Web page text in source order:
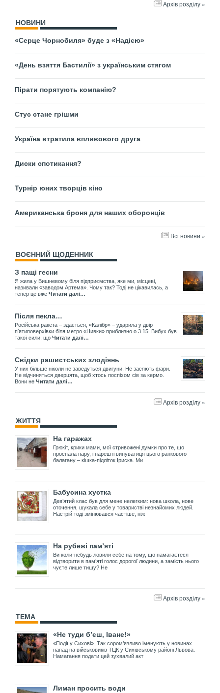
Архів розділу »
НОВИНИ
«Серце Чорнобиля» буде з «Надією»
«День взяття Бастилії» з українським стягом
Пірати порятують компанію?
Стус стане грішми
Україна втратила впливового друга
Диски спотикання?
Турнір юних творців кіно
Американська броня для наших оборонців
Всі новини »
ВОЄННИЙ ЩОДЕННИК
З пащі геєни
Я жила у Вишневому біля підприємства, яке ми, місцеві,
називали «заводом Артема». Чому так? Тоді не цікавилась, а
тепер це вже Читати далі…
Після пекла…
Російська ракета – здається, «Калібр» – ударила у двір
пʼятиповерхівки біля метро «Нивки» приблизно о 3.15. Вибух був
такої сили, що Читати далі…
Свідки рашистських злодіянь
У них більше ніколи не заведуться двигуни. Не засяють фари.
Не відчиняться дверцята, щоб хтось поспіхом сів за кермо.
Вони не Читати далі…
Архів розділу »
ЖИТТЯ
На гаражах
Грюкіт, крики мами, мої стривожені думки про те, що
проспала пару, і нарешті винуватиця цього ранкового
балагану – кішка-підліток Іриска. Ми
Бабусина хустка
Дев’ятий клас був для мене нелегким: нова школа, нове
оточення, шукала себе у товаристві незнайомих людей.
Настрій тоді змінювався частіше, ніж
На рубежі пам’яті
Ви коли-небудь ловили себе на тому, що намагаєтеся
відтворити в пам’яті голос дорогої людини, а замість нього
чуєте лише тишу? Не
Архів розділу »
ТЕМА
«Не туди б’єш, Іване!»
«Події у Сихові». Так сором’язливо іменують у новинах
напад на військовиків ТЦК у Сихівському районі Львова.
Намагання подати цей зухвалий акт
Лиман просить води